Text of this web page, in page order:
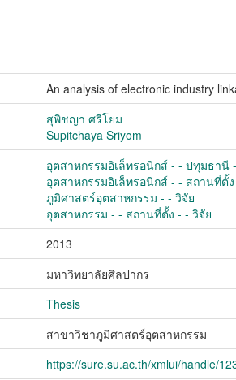
An analysis of electronic industry
สุพิชญา ศรีโยม
Supitchaya Sriyom
อุตสาหกรรมอิเล็ทรอนิกส์ - - ปทุมธานี
อุตสาหกรรมอิเล็ทรอนิกส์ - - สถานที่ตั้
ภูมิศาสตร์อุตสาหกรรม - - วิจัย
อุตสาหกรรม - - สถานที่ตั้ง - - วิจัย
2013
มหาวิทยาลัยศิลปากร
Thesis
สาขาวิชาภูมิศาสตร์อุตสาหกรรม
https://sure.su.ac.th/xmlui/handle/